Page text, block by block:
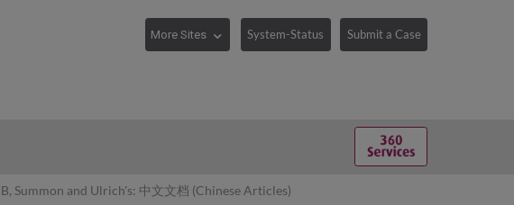
System-Status Submit a Case
Summon and Ulrich's: 中文文档 (Chinese Articles)